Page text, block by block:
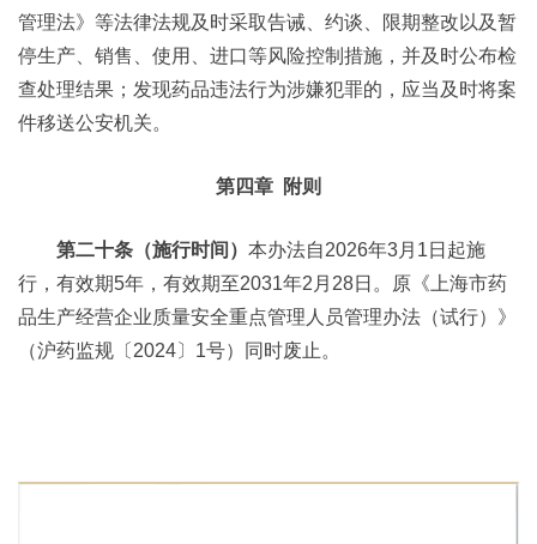
管理法》等法律法规及时采取告诫、约谈、限期整改以及暂
停生产、销售、使用、进口等风险控制措施，并及时公布检
查处理结果；发现药品违法行为涉嫌犯罪的，应当及时将案
件移送公安机关。
第四章 附则
第二十条（施行时间） 本办法自2026年3月1日起施
行，有效期5年，有效期至2031年2月28日。原《上海市药
品生产经营企业质量安全重点管理人员管理办法（试行）》
（沪药监规〔2024〕1号）同时废止。